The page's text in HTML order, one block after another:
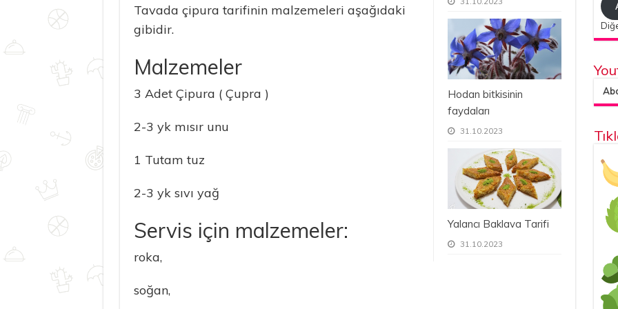
Hodan bitkisinin
faydaları
31.10.2023
Yalancı Baklava Tarifi
31.10.2023
Tavada çipura tarifinin malzemeleri aşağıdaki
gibidir.
Malzemeler
3 Adet Çipura ( Çupra )
2-3 yk mısır unu
1 Tutam tuz
2-3 yk sıvı yağ
Servis için malzemeler:
roka,
soğan,